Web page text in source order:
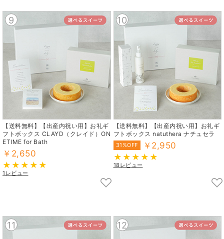
9
【送料無料】【出産内祝い用】お礼ギ
フトボックス CLAYD（クレイド）ON
ETIME for Bath
￥2,650
1レビュー
10
【送料無料】【出産内祝い用】お礼ギ
フトボックス natuthera ナチュセラ
31%OFF ￥2,950
18レビュー
11 12